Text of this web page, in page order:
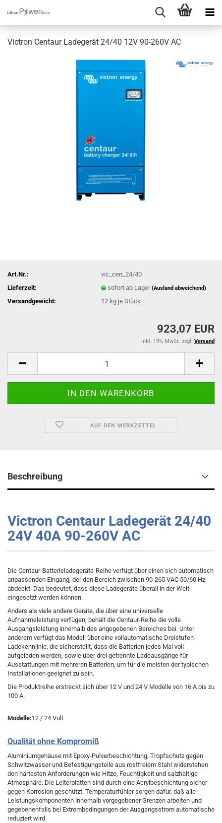
Victron Centaur Ladegerät 24/40 12V 90-260V AC
Art.Nr.:
vic_cen_24/40
Lieferzeit:
sofort ab Lager(Ausland abweichend)
Versandgewicht: 12 kg je Stück
923,07 EUR
inkl. 19% MwSt. zzgl. Versand
AUF DEN MERKZETTEL
Beschreibung
Victron Centaur Ladegerät 24/40
24V 40A 90-260V AC
Die Centaur-Batterieladegeräte-Reihe verfügt über einen sich automatisch
anpassenden Eingang, der den Bereich zwischen 90-265 VAC 50/60 Hz
abdeckt. Das bedeutet, dass diese Ladegeräte überall in der Welt
eingesetzt werden können.
Anders als viele andere Geräte, die über eine universelle
Aufnahmeleistung verfügen, behält die Centaur-Reihe die volle
Ausgangsleistung innerhalb des angegebenen Bereiches bei. Unter
anderem verfügt das Modell über eine vollautomatische Dreistufen-
Ladekennlinie, die sicherstellt, dass die Batterien jedes Mal voll
aufgeladen werden, sowie über drei getrennte Ladeausgänge für
Ausstattungen mit mehreren Batterien, um für die meisten der typischen
Installationen geeignet zu sein.
Die Produktreihe erstreckt sich über 12 V und 24 V Modelle von 16 A bis zu
100 A.
Modelle:12 / 24 Volt
Qualität ohne Kompromiß
Aluminiumgehäuse mit Epoxy-Pulverbeschichtung, Tropfschutz gegen
Schwitzwasser und Befestigungsteile aus rostfreiem Stahl widerstehen
den härtesten Anforderungen wie Hitze, Feuchtigkeit und salzhaltige
Atmosphäre. Die Leiterplatten sind durch eine Acrylbeschichtung sicher
gegen Korrosion geschützt. Temperaturfühler sorgen dafür, daß alle
Leistungskomponenten innerhalb vorgegebener Grenzen arbeiten und
gegebenenfalls bei Extrembedingungen der Ausgangsstrom automatische
reduziert wird.